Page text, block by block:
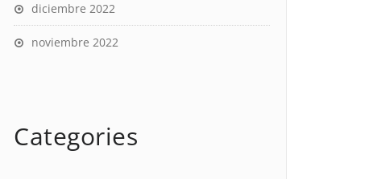
diciembre 2022
noviembre 2022
Categories